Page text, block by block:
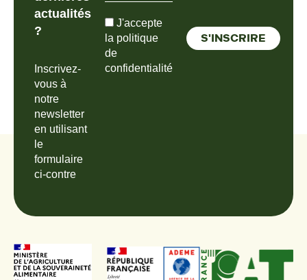
actualités
?
Inscrivez-
vous à
notre
newsletter
en utilisant
le
formulaire
ci-contre
J'accepte
la politique
de
confidentialité